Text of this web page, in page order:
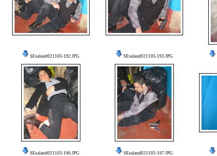
SEsalaud021103-192.JPG SEsalaud021103-193.JPG
SEsalaud021103-196.JPG SEsalaud021103-197.JPG